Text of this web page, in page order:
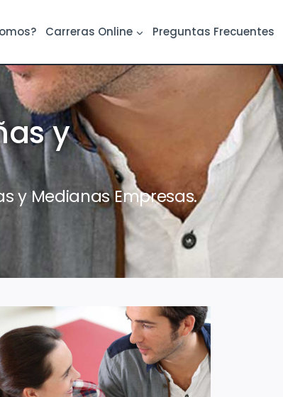
Carreras Online Preguntas Frecuentes
y
y Medianas Empresas.